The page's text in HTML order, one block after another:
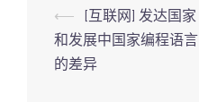
Post
navigation
⟵
[互联网] 发达国家
和发展中国家编程语言
的差异